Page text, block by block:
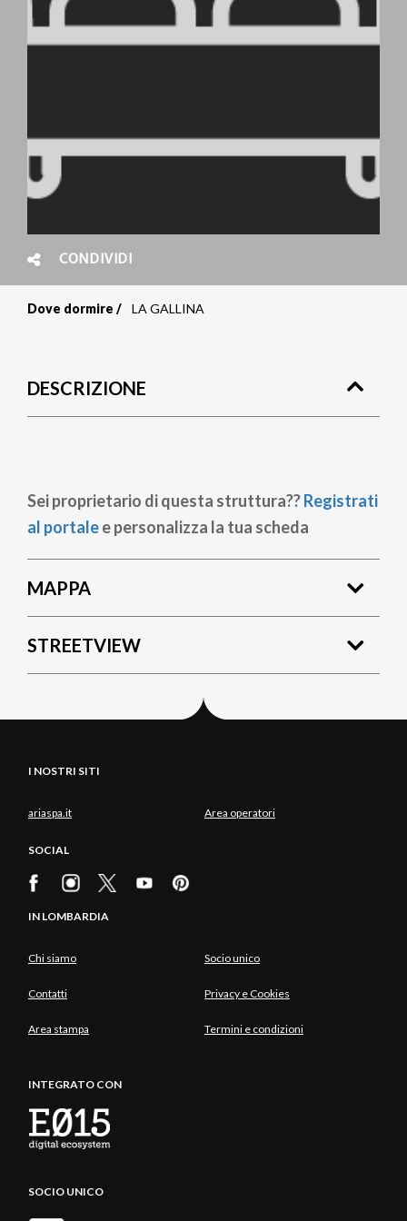
CONDIVIDI
pane
Dove dormire LA GALLINA
DESCRIZIONE
Sei proprietario di questa struttura??Registrati
al portalee personalizza la tua scheda
MAPPA
STREETVIEW
I NOSTRI SITI
ariaspa.it Area operatori
SOCIAL
IN LOMBARDIA
Chi siamo Socio unico
Contatti Privacy e Cookies
Area stampa Termini e condizioni
INTEGRATO CON
SOCIO UNICO